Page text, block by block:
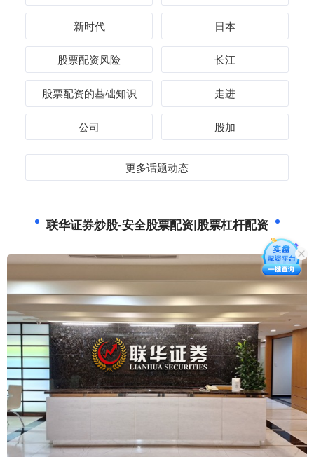
新时代 日本
股票配资风险 长江
股票配资的基础知识 走进
公司 股加
更多话题动态
联华证券炒股-安全股票配资|股票杠杆配资